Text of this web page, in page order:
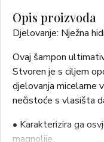
Opis proizvoda
Djelovanje: Nježna
Ovaj šampon
Stvoren je s ciljem
djelovanja micelarne
nečistoće s vlasišta
• Karakterizira ga
magnolije.